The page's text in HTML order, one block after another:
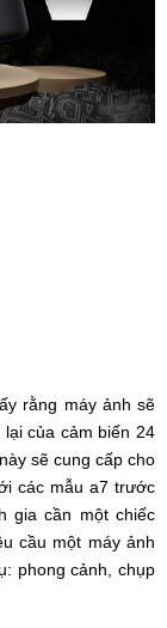
rằng máy ảnh sẽ
của cảm biến 24
sẽ cung cấp cho
các mẫu a7 trước
gia cần một chiếc
cầu một máy ảnh
phong cảnh, chụp